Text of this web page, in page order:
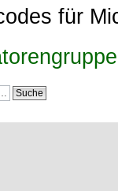
für